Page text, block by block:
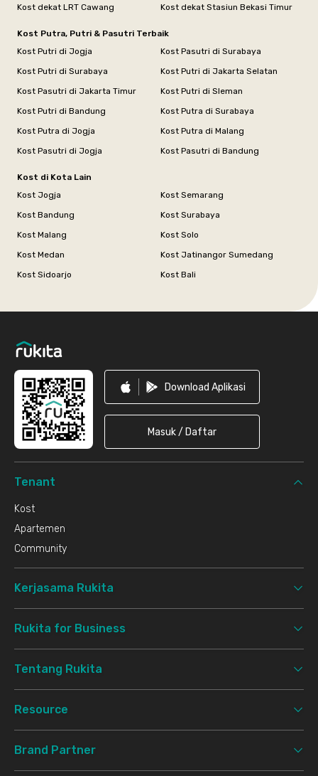
Kost dekat LRT Cawang
Kost dekat Stasiun Bekasi Timur
Kost Putra, Putri & Pasutri Terbaik
Kost Putri di Jogja
Kost Pasutri di Surabaya
Kost Putri di Surabaya
Kost Putri di Jakarta Selatan
Kost Pasutri di Jakarta Timur
Kost Putri di Sleman
Kost Putri di Bandung
Kost Putra di Surabaya
Kost Putra di Jogja
Kost Putra di Malang
Kost Pasutri di Jogja
Kost Pasutri di Bandung
Kost di Kota Lain
Kost Jogja
Kost Semarang
Kost Bandung
Kost Surabaya
Kost Malang
Kost Solo
Kost Medan
Kost Jatinangor Sumedang
Kost Sidoarjo
Kost Bali
Download Aplikasi
Masuk / Daftar
Tenant
Kost
Apartemen
Community
Kerjasama Rukita
Rukita for Business
Tentang Rukita
Resource
Brand Partner